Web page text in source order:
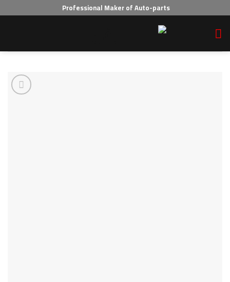
Professional Maker of Auto-parts